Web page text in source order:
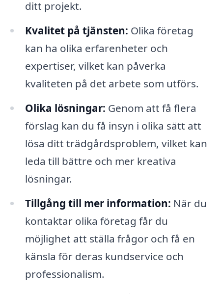
ditt projekt.
Kvalitet på tjänsten: Olika företag
kan ha olika erfarenheter och
expertiser, vilket kan påverka
kvaliteten på det arbete som utförs.
Olika lösningar: Genom att få flera
förslag kan du få insyn i olika sätt att
lösa ditt trädgårdsproblem, vilket kan
leda till bättre och mer kreativa
lösningar.
Tillgång till mer information: När du
kontaktar olika företag får du
möjlighet att ställa frågor och få en
känsla för deras kundservice och
professionalism.